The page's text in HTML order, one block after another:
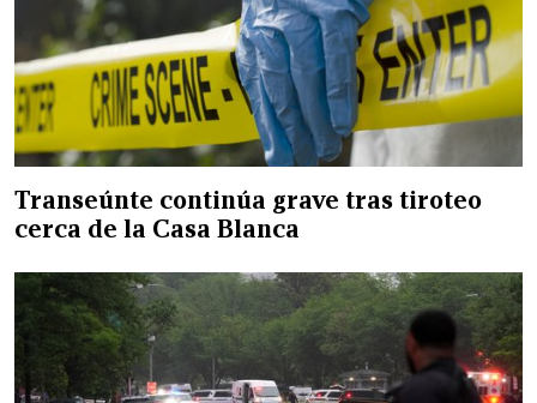
Transeúnte continúa grave tras tiroteo
cerca de la Casa Blanca